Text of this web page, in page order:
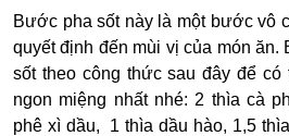
Bước pha sốt này là một bước vô
quyết định đến mùi vị của món
sốt theo công thức sau đây để
ngon miệng nhất nhé: 2 thìa cà
phê xì dầu, 1 thìa dầu hào, 1,5